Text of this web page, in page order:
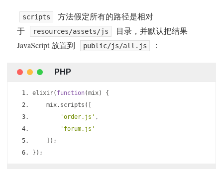
scripts
方法假定所有的路径是相对
于
resources/assets/js
目录，并默认把结果
JavaScript 放置到
public/js/all.js ：
elixir( function(mix)
{
    mix
. scripts ([
'order.js' ,
'forum.js'
]);
});